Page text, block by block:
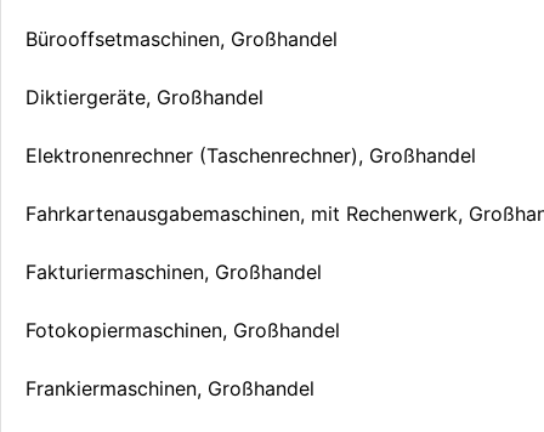
Bürooffsetmaschinen, Großhandel
Diktiergeräte, Großhandel
Elektronenrechner (Taschenrechner), Großhandel
Fahrkartenausgabemaschinen, mit Rechenwerk,
Fakturiermaschinen, Großhandel
Fotokopiermaschinen, Großhandel
Frankiermaschinen, Großhandel